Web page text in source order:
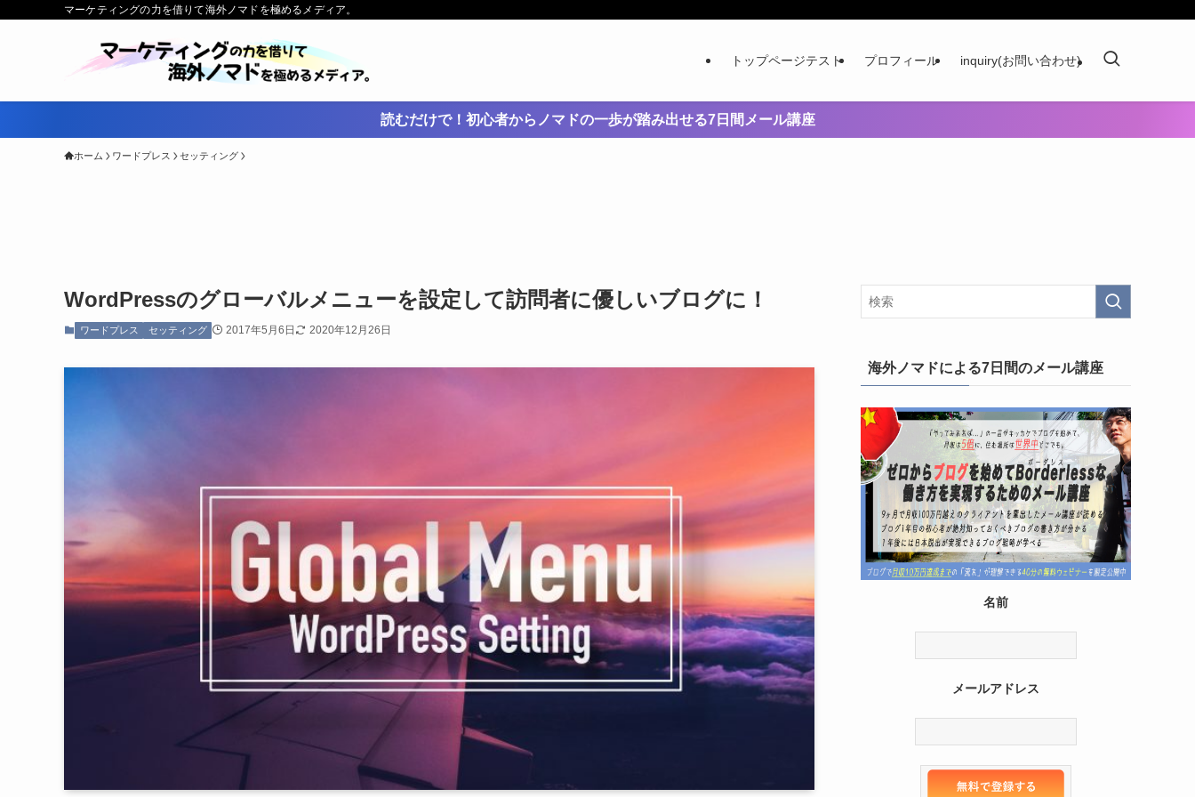
マーケティングの力を借りて海外ノマドを極めるメディア。
トップページテスト プロフィール inquiry(お問い合わせ)
読むだけで！初心者からノマドの一歩が踏み出せる7日間メール講座
ホーム ワードプレス セッティング
WordPressのグローバルメニューを設定して訪問者に優しいブログに！
ワードプレス セッティング 2017年5月6日 2020年12月26日
海外ノマドによる7日間のメール講座
名前
メールアドレス